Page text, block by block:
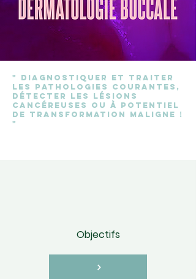
" Diagnostiquer et traiter
les pathologies courantes,
détecter les lésions
cancéreuses ou à potentiel
de transformation maligne !
"
Objectifs